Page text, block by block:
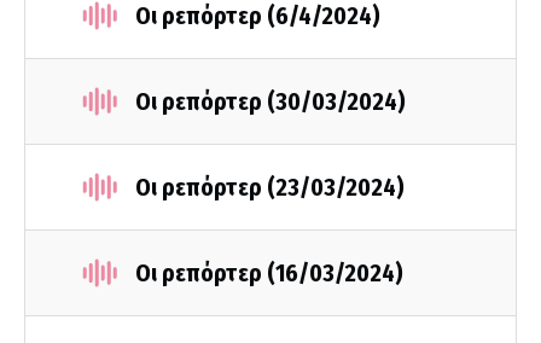
Οι ρεπόρτερ (6/4/2024)
Οι ρεπόρτερ (30/03/2024)
Οι ρεπόρτερ (23/03/2024)
Οι ρεπόρτερ (16/03/2024)